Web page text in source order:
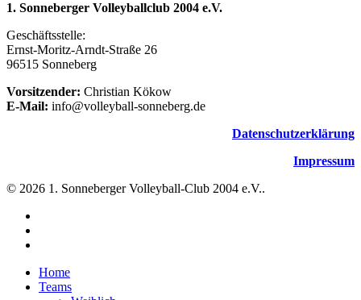
1. Sonneberger Volleyballclub 2004 e.V.
Geschäftsstelle:
Ernst-Moritz-Arndt-Straße 26
96515 Sonneberg
Vorsitzender: Christian Kökow
E-Mail: info@volleyball-sonneberg.de
Datenschutzerklärung
Impressum
© 2026 1. Sonneberger Volleyball-Club 2004 e.V..
Close
Menu
Home
Teams